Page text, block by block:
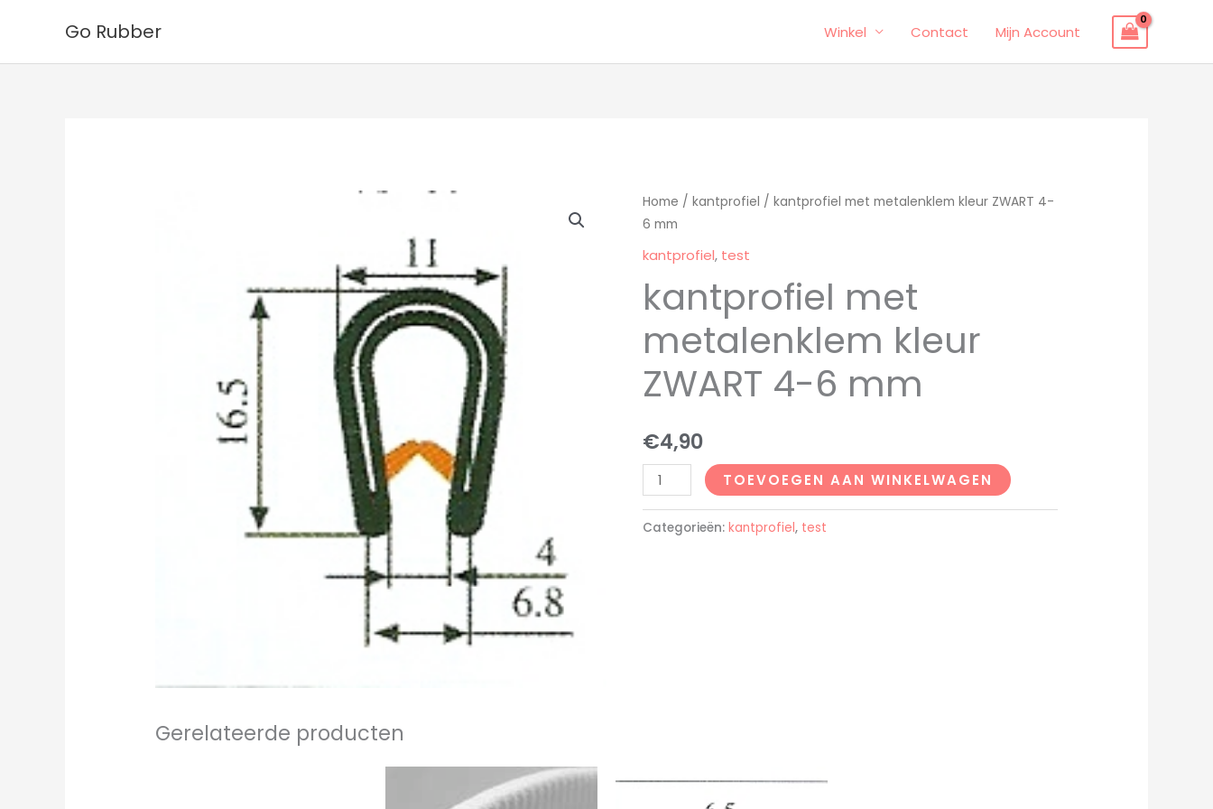
de
Go Rubber Winkel Contact Mijn Account
Home / kantprofiel / kantprofiel met metalenklem kleur ZWART 4-
6 mm
kantprofiel, test
kantprofiel met
metalenklem kleur
ZWART 4-6 mm
€4,90
kantprofiel
met
metalenklem
ZWART
mm
aantal
TOEVOEGEN AAN WINKELWAGEN
Categorieën: kantprofiel, test
Gerelateerde producten